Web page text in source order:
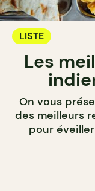
LISTE
Les
On vous
des meilleurs
pour